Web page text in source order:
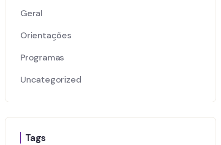
Geral
Orientações
Programas
Uncategorized
Tags